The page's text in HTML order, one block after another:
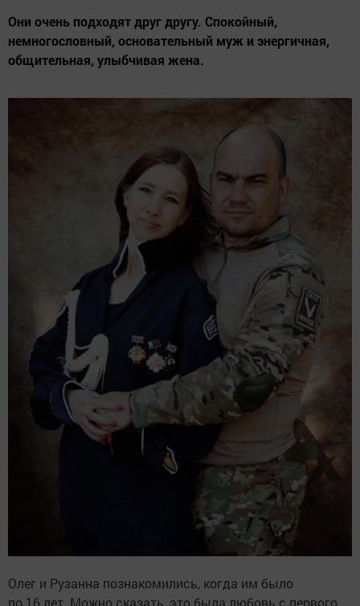
Они очень подходят друг другу. Спокойный,
немногословный, основательный муж и энергичная,
общительная, улыбчивая жена.
Олег и Рузанна познакомились, когда им было
по 16 лет. Можно сказать, это была любовь с первого